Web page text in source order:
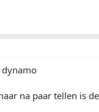
dynamo
na paar tellen is